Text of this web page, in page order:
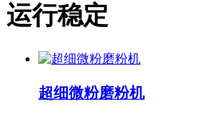
运行稳定
超细微粉磨粉机